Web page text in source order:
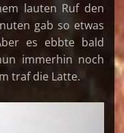
lauten Ruf den
gab so etwas
es ebbte bald
immerhin noch
traf die Latte.